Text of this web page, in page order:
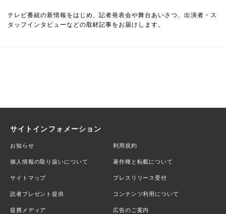
テレビ番組の新情報をはじめ、記者発表会や舞台あいさつ、出演者・ス
タッフインタビューなどの取材記事をお届けします。
サイトインフォメーション
お知らせ 利用規約
個人情報の取り扱いについて 著作権と転載について
サイトマップ プレスリリース受付
読者プレゼント提供 コンテンツ利用について
提携メディア 広告のご案内